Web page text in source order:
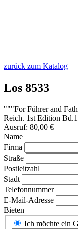
zurück zum Katalog
Los 8533
"""For Führer and
Reich. 1st Edition
Ausruf: 80,00 €
Name
Firma
Straße
Postleitzahl
Stadt
Telefonnummer
E-Mail-Adresse
Bieten
Ich möchte ein